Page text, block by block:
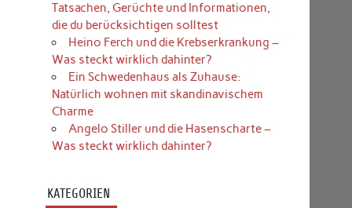
Tatsachen, Gerüchte und Informationen,
die du berücksichtigen solltest
Heino Ferch und die Krebserkrankung –
Was steckt wirklich dahinter?
Ein Schwedenhaus als Zuhause:
Natürlich wohnen mit skandinavischem
Charme
Angelo Stiller und die Hasenscharte –
Was steckt wirklich dahinter?
KATEGORIEN